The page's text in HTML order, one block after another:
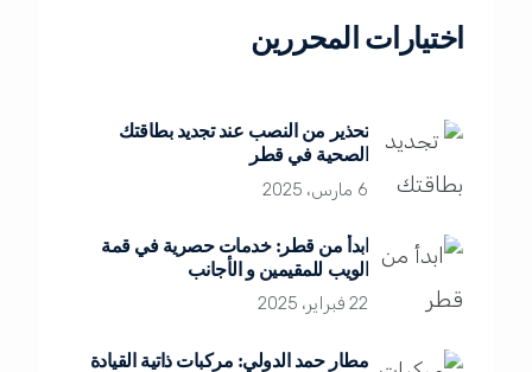
اختيارات المحررين
تحذير من النصب عند تجديد بطاقتك
الصحية في قطر
6 مارس، 2025
ابدأ من قطر: خدمات حصرية في قمة
الويب للمقيمين و الأجانب
22 فبراير، 2025
مطار حمد الدولي: مركبات ذاتية القيادة